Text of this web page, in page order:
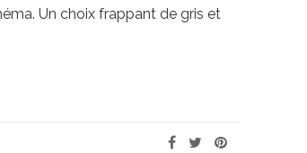
Un choix frappant de gris et